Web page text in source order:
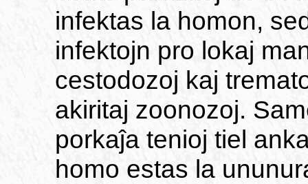
infektas la homon,
infektojn pro lokaj
cestodozoj kaj
akiritaj zoonozoj.
porkaĵa tenioj tiel
homo estas la